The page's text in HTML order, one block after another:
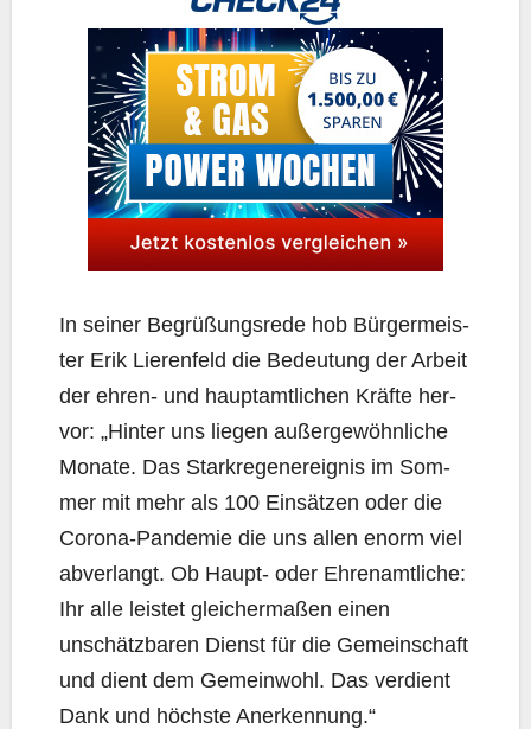
In sei­ner Begrü­ßungs­re­de hob Bür­ger­meis­
ter Erik Lie­ren­feld die Bedeu­tung der Arbeit
der ehren- und haupt­amt­li­chen Kräf­te her­
vor: „Hin­ter uns lie­gen außer­ge­wöhn­li­che
Mona­te. Das Stark­re­gen­er­eig­nis im Som­
mer mit mehr als 100 Ein­sät­zen oder die
Coro­na-Pan­de­mie die uns allen enorm viel
abver­langt. Ob Haupt- oder Ehren­amt­li­che:
Ihr alle leis­tet glei­cher­ma­ßen einen
unschätz­ba­ren Dienst für die Gemein­schaft
und dient dem Gemein­wohl. Das ver­dient
Dank und höchs­te Anerkennung.“